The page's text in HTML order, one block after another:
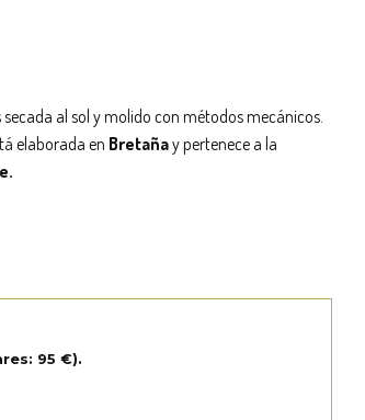
al sol y molido con métodos mecánicos.
elaborada en Bretañay pertenece a la
95 €).